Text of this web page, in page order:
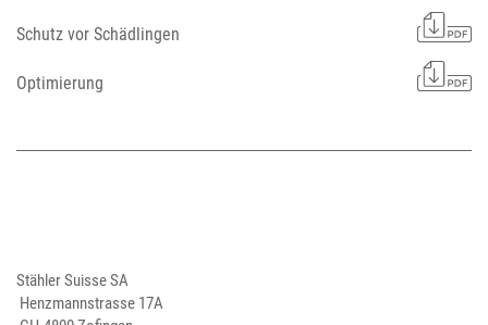
Schutz vor Schädlingen
Optimierung
Stähler Suisse SA
Henzmannstrasse 17A